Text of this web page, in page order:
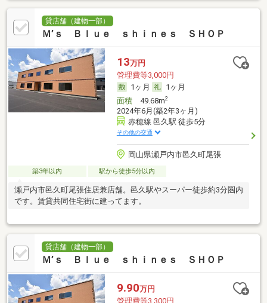
貸店舗（建物一部）
Ｍ’ｓ Ｂｌｕｅ ｓｈｉｎｅｓ ＳＨＯＰ
13万円
管理費等3,000円
1ヶ月
1ヶ月
面積49.68m2
2024年6月(築2年3ヶ月)
赤穂線 邑久駅 徒歩5分
その他の交通
岡山県瀬戸内市邑久町尾張
築3年以内 駅から徒歩5分以内
瀬戸内市邑久町尾張住居兼店舗。邑久駅やスーパー徒歩約3分圏内
です。賃貸共同住宅街に建ってます。
貸店舗（建物一部）
Ｍ’ｓ Ｂｌｕｅ ｓｈｉｎｅｓ ＳＨＯＰ
9.90万円
管理費等3,300円